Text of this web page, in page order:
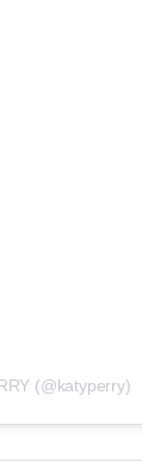
(@katyperry)